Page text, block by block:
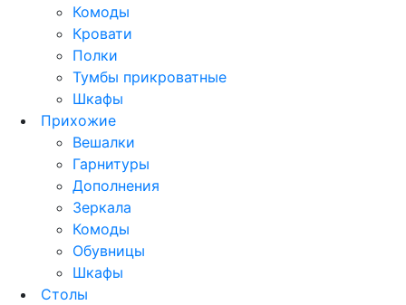
Комоды
Кровати
Полки
Тумбы прикроватные
Шкафы
Прихожие
Вешалки
Гарнитуры
Дополнения
Зеркала
Комоды
Обувницы
Шкафы
Столы